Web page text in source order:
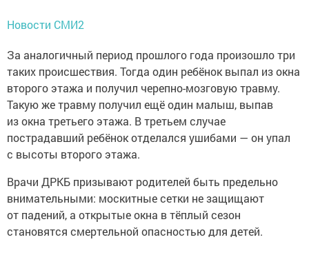
Новости СМИ2
За аналогичный период прошлого года произошло три
таких происшествия. Тогда один ребёнок выпал из окна
второго этажа и получил черепно-мозговую травму.
Такую же травму получил ещё один малыш, выпав
из окна третьего этажа. В третьем случае
пострадавший ребёнок отделался ушибами — он упал
с высоты второго этажа.
Врачи ДРКБ призывают родителей быть предельно
внимательными: москитные сетки не защищают
от падений, а открытые окна в тёплый сезон
становятся смертельной опасностью для детей.